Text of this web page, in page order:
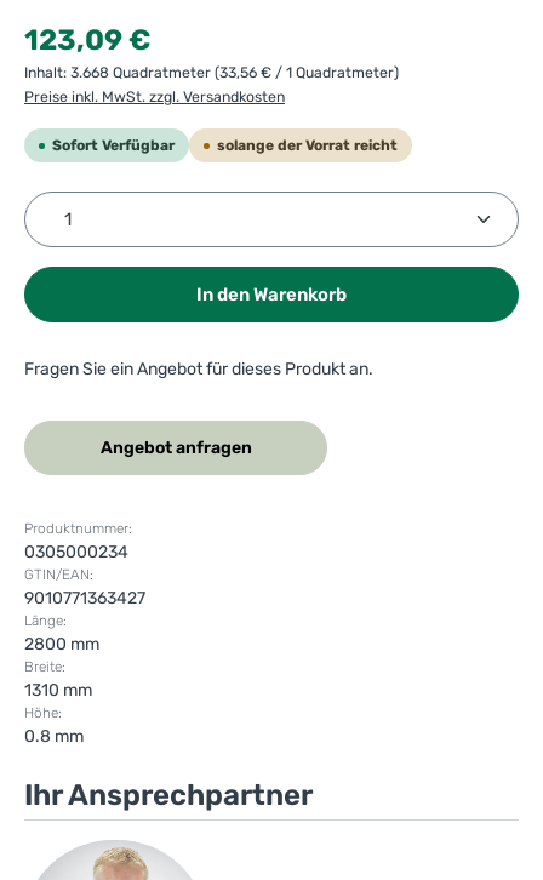
Regulärer Preis:
123,09 €
Inhalt: 3.668 Quadratmeter (33,56 € / 1 Quadratmeter)
Preise inkl. MwSt. zzgl. Versandkosten
Sofort Verfügbar solange der Vorrat reicht
Produkt Anzahl: Gib den gewünschten Wert ein
In den Warenkorb
Fragen Sie ein Angebot für dieses Produkt an.
Angebot anfragen
Produktnummer:
0305000234
GTIN/EAN:
9010771363427
Länge:
2800 mm
Breite:
1310 mm
Höhe:
0.8 mm
Ihr Ansprechpartner